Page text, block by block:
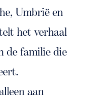
Umbrië en
het verhaal
de familie die
aan